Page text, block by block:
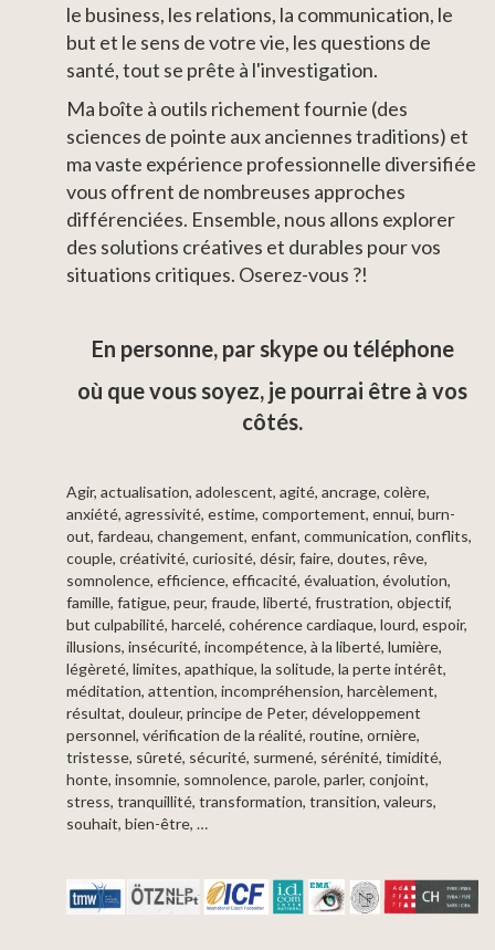
le business, les relations, la communication, le
but et le sens de votre vie, les questions de
santé, tout se prête à l'investigation.
Ma boîte à outils richement fournie (des
sciences de pointe aux anciennes traditions) et
ma vaste expérience professionnelle diversifiée
vous offrent de nombreuses approches
différenciées. Ensemble, nous allons explorer
des solutions créatives et durables pour vos
situations critiques. Oserez-vous ?!
En personne, par skype ou téléphone
où que vous soyez, je pourrai être à vos
côtés.
Agir, actualisation, adolescent, agité, ancrage, colère,
anxiété, agressivité, estime, comportement, ennui, burn-
out, fardeau, changement, enfant, communication, conflits,
couple, créativité, curiosité, désir, faire, doutes, rêve,
somnolence, efficience, efficacité, évaluation, évolution,
famille, fatigue, peur, fraude, liberté, frustration, objectif,
but culpabilité, harcelé, cohérence cardiaque, lourd, espoir,
illusions, insécurité, incompétence, à la liberté, lumière,
légèreté, limites, apathique, la solitude, la perte intérêt,
méditation, attention, incompréhension, harcèlement,
résultat, douleur, principe de Peter, développement
personnel, vérification de la réalité, routine, ornière,
tristesse, sûreté, sécurité, surmené, sérénité, timidité,
honte, insomnie, somnolence, parole, parler, conjoint,
stress, tranquillité, transformation, transition, valeurs,
souhait, bien-être, …